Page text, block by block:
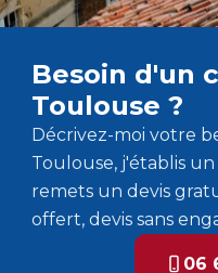
Besoin d'un
Toulouse ?
Décrivez-moi votre
Toulouse, j'établis
remets un devis
offert, devis sans
06